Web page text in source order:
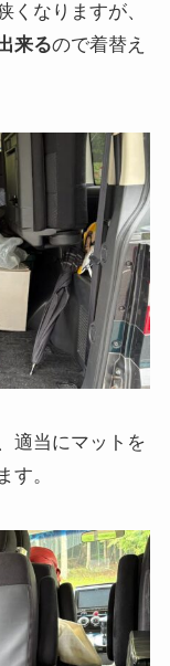
くなりますが、
来るので着替え
適当にマットを
す。